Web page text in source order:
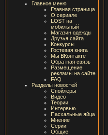
Главное меню
Главная страница
О сериале
LOST на
мобильный
Магазин одежды
Друзья сайта
Конкурсы
Гостевая книга
Мы ВКонтакте
Обратная связь
Размещение
рекламы на сайте
FAQ
Разделы новостей
Спойлеры
Видео
Теории
Интервью
Пасхальные яйца
Мнение
Серии
Общие